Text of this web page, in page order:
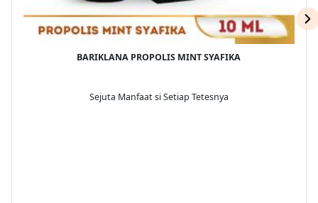
BARIKLANA PROPOLIS MINT SYAFIKA
Sejuta Manfaat si Setiap Tetesnya